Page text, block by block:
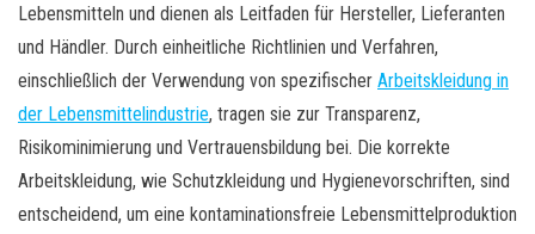
Lebensmitteln und dienen als Leitfaden für Hersteller, Lieferanten
und Händler. Durch einheitliche Richtlinien und Verfahren,
einschließlich der Verwendung von spezifischer Arbeitskleidung in
der Lebensmittelindustrie, tragen sie zur Transparenz,
Risikominimierung und Vertrauensbildung bei. Die korrekte
Arbeitskleidung, wie Schutzkleidung und Hygienevorschriften, sind
entscheidend, um eine kontaminationsfreie Lebensmittelproduktion